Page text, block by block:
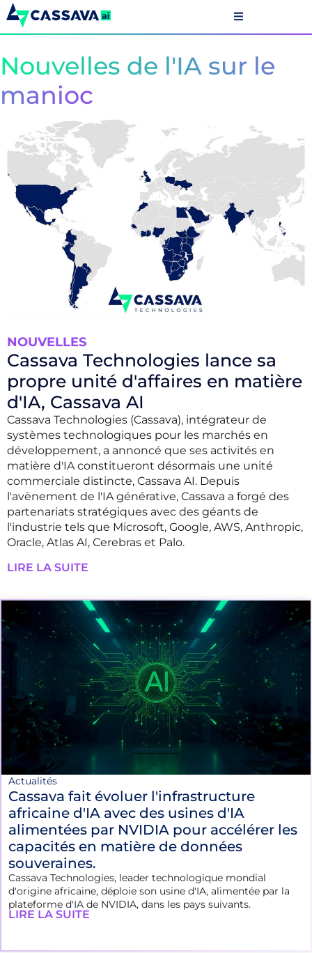
Nouvelles de l'IA sur le
manioc
NOUVELLES
Cassava Technologies lance sa
propre unité d'affaires en matière
d'IA, Cassava AI
Cassava Technologies (Cassava), intégrateur de
systèmes technologiques pour les marchés en
développement, a annoncé que ses activités en
matière d'IA constitueront désormais une unité
commerciale distincte, Cassava AI. Depuis
l'avènement de l'IA générative, Cassava a forgé des
partenariats stratégiques avec des géants de
l'industrie tels que Microsoft, Google, AWS, Anthropic,
Oracle, Atlas AI, Cerebras et Palo.
LIRE LA SUITE
Actualités
Cassava fait évoluer l'infrastructure
africaine d'IA avec des usines d'IA
alimentées par NVIDIA pour accélérer les
capacités en matière de données
souveraines.
Cassava Technologies, leader technologique mondial
d'origine africaine, déploie son usine d'IA, alimentée par la
plateforme d'IA de NVIDIA, dans les pays suivants.
LIRE LA SUITE